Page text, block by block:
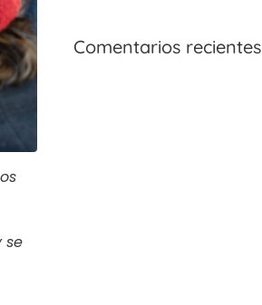
se
Comentarios recientes